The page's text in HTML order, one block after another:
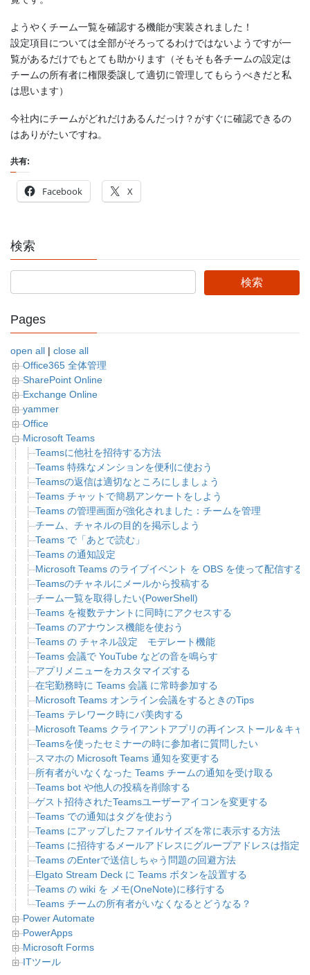
ようやくチーム一覧を確認する機能が実装されました！
設定項目については全部がそろってるわけではないようですが一
覧があるだけでもとても助かります（そもそも各チームの設定は
チームの所有者に権限委譲して適切に管理してもらうべきだと私
は思います）
今社内にチームがどれだけあるんだっけ？がすぐに確認できるの
はありがたいですね。
共有:
Facebook X
検索
Pages
open all | close all
Office365 全体管理
SharePoint Online
Exchange Online
yammer
Office
Microsoft Teams
Teamsに他社を招待する方法
Teams 特殊なメンションを便利に使おう
Teamsの返信は適切なところにしましょう
Teams チャットで簡易アンケートをしよう
Teams の管理画面が強化されました：チームを管理
チーム、チャネルの目的を掲示しよう
Teams で「あとで読む」
Teams の通知設定
Microsoft Teams のライブイベント を OBS を使って配信する
Teamsのチャネルにメールから投稿する
チーム一覧を取得したい(PowerShell)
Teams を複数テナントに同時にアクセスする
Teams のアナウンス機能を使おう
Teams の チャネル設定 モデレート機能
Teams 会議で YouTube などの音を鳴らす
アプリメニューをカスタマイズする
在宅勤務時に Teams 会議 に常時参加する
Microsoft Teams オンライン会議をするときのTips
Teams テレワーク時にバ美肉する
Microsoft Teams クライアントアプリの再インストール＆キャ
Teamsを使ったセミナーの時に参加者に質問したい
スマホの Microsoft Teams 通知を変更する
所有者がいなくなった Teams チームの通知を受け取る
Teams bot や他人の投稿を削除する
ゲスト招待されたTeamsユーザーアイコンを変更する
Teams での通知はタグを使おう
Teams にアップしたファイルサイズを常に表示する方法
Teams に招待するメールアドレスにグループアドレスは指定
Teams のEnterで送信しちゃう問題の回避方法
Elgato Stream Deck に Teams ボタンを設置する
Teams の wiki を メモ(OneNote)に移行する
Teams チームの所有者がいなくなるとどうなる？
Power Automate
PowerApps
Microsoft Forms
ITツール